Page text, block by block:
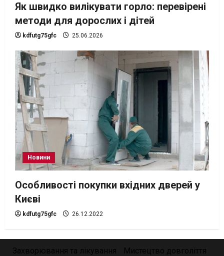
Як швидко вилікувати горло: перевірені
методи для дорослих і дітей
kdfutg75gfc 25.06.2026
Новини
Особливості покупки вхідних дверей у
Києві
kdfutg75gfc 26.12.2022
Захворювання та лікування
Мистецтво довголіття